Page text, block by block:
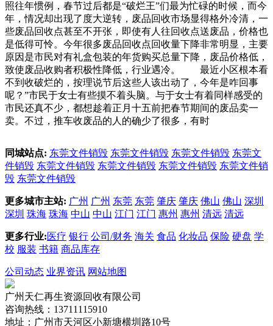
照往年惯例，春节过后都是“破烂王”们最为忙碌的时候，而今
年，情况却出现了度大逆转，废品回收市场显得格外冷清，一
些废品回收点甚至不开张，即使有人往回收点送废品，价格也
是低得可怜。今年很多废品回收点回收量下降非常明显，主要
原因是市民对有礼盒包装的年货购买总量下降，废品价格低，
致使废品收购者积极性降低，行业遇冷。 最近小区根本看
不到收破烂的，按理说节后这些人该出动了，今年是咋回事
呢？”市民于女士有些摸不着头脑。与于女士有着同样感受的
市民还真不少，都想趁着正月十五前把春节期间的废品卖一
卖。不过，推车收废品的人的确少了很多，有时
同城站点: 东莞文件销毁 东莞文件销毁 东莞文件销毁 东莞文
件销毁 东莞文件销毁 东莞文件销毁 东莞文件销毁 东莞文件销
毁 东莞文件销毁
更多城市主站: 广州 广州 东莞 东莞 肇庆 肇庆 佛山 佛山 深圳
深圳 珠海 珠海 中山 中山 江门 江门 惠州 惠州 清远 清远
更多行业: 医疗 银行 公司/财务 海关 食品 化妆品 保险 硬盘 学
校 服装 书籍 商品库存
公司动态 业界资讯 网站地图
广州天仁再生资源回收有限公司
咨询热线：13711115910
地址：广州市天河区小新塘横圳路10号